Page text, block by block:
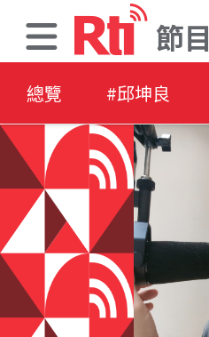
節目
總覽 #邱坤良